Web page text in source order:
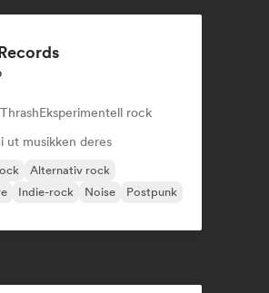
Eksperimentell rock
ut musikken deres
Alternativ rock
Indie-rock Noise
Postpunk